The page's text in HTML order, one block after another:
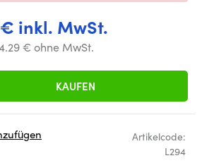
inkl. MwSt.
€ ohne MwSt.
KAUFEN
Artikelcode:
L294